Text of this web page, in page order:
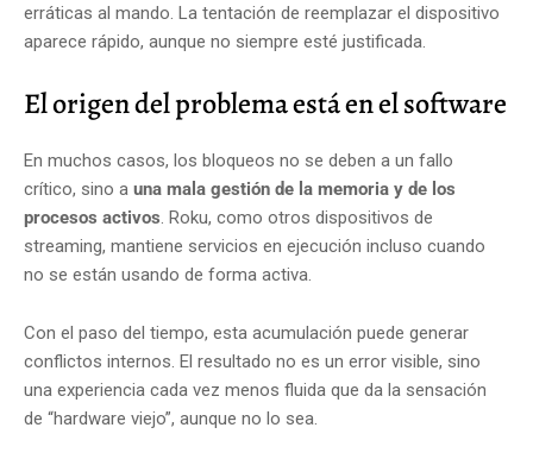
erráticas al mando. La tentación de reemplazar el dispositivo
aparece rápido, aunque no siempre esté justificada.
El origen del problema está en el software
En muchos casos, los bloqueos no se deben a un fallo
crítico, sino a una mala gestión de la memoria y de los
procesos activos. Roku, como otros dispositivos de
streaming, mantiene servicios en ejecución incluso cuando
no se están usando de forma activa.
Con el paso del tiempo, esta acumulación puede generar
conflictos internos. El resultado no es un error visible, sino
una experiencia cada vez menos fluida que da la sensación
de “hardware viejo”, aunque no lo sea.